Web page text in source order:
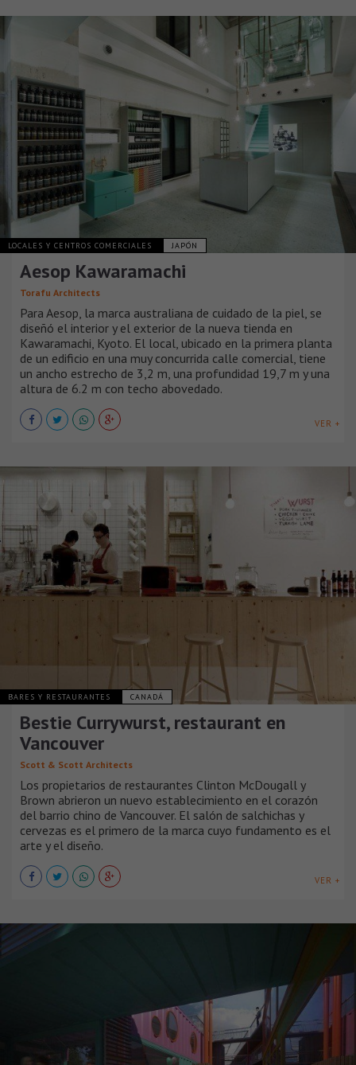
LOCALES Y CENTROS COMERCIALES JAPÓN
Aesop Kawaramachi
Torafu Architects
Para Aesop, la marca australiana de cuidado de la piel, se
diseñó el interior y el exterior de la nueva tienda en
Kawaramachi, Kyoto. El local, ubicado en la primera planta
de un edificio en una muy concurrida calle comercial, tiene
un ancho estrecho de 3,2 m, una profundidad 19,7 m y una
altura de 6.2 m con techo abovedado.
VER +
BARES Y RESTAURANTES CANADÁ
Bestie Currywurst, restaurant en
Vancouver
Scott & Scott Architects
Los propietarios de restaurantes Clinton McDougall y
Brown abrieron un nuevo establecimiento en el corazón
del barrio chino de Vancouver. El salón de salchichas y
cervezas es el primero de la marca cuyo fundamento es el
arte y el diseño.
VER +